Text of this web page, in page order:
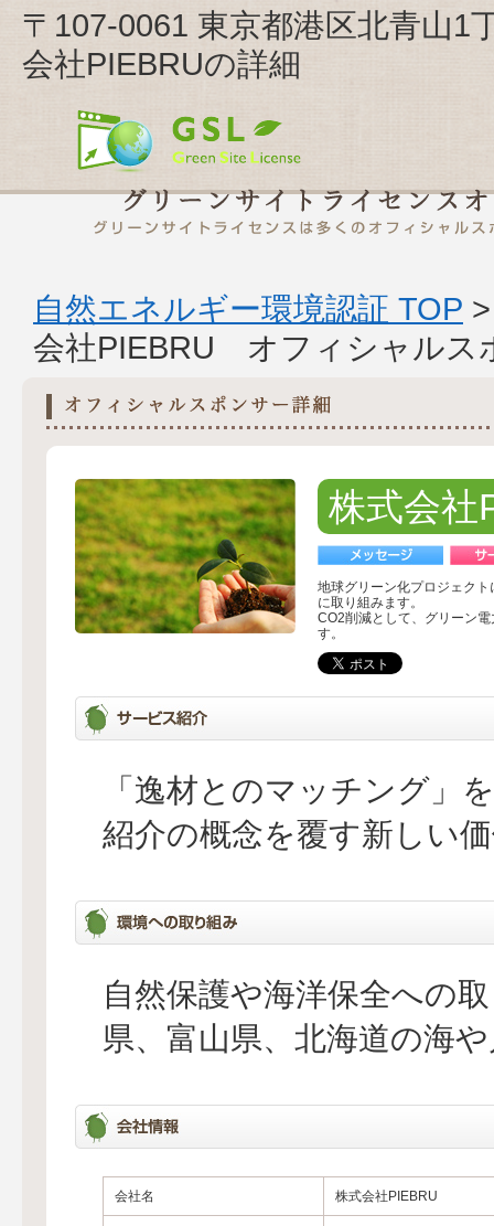
〒107-0061 東京都港区北青山1
会社PIEBRUの詳細
自然エネルギー環境認証 TOP
会社PIEBRU オフィシャルス
株式会社
地球グリーン化プロジェク
に取り組みます。
CO2削減として、グリーン
す。
「逸材とのマッチング」
紹介の概念を覆す新しい
自然保護や海洋保全への
県、富山県、北海道の海
会社名 株式会社PIEBRU